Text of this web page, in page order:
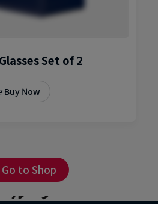
Go to Shop
：ブレイキン・
ループ